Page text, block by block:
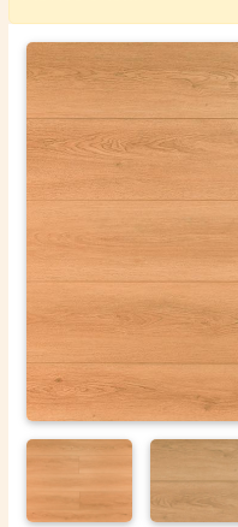
Ваши данные не
Ваши данные не